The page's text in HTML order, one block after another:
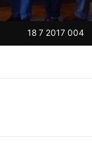
18 7 2017 004